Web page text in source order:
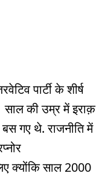
पार्टी के शीर्ष
की उम्र में इराक़
गए थे. राजनीति में
क्योंकि साल 2000